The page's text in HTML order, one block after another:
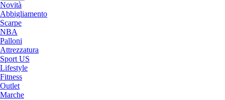
Novità
Abbigliamento
Scarpe
NBA
Palloni
Attrezzatura
Sport US
Lifestyle
Fitness
Outlet
Marche